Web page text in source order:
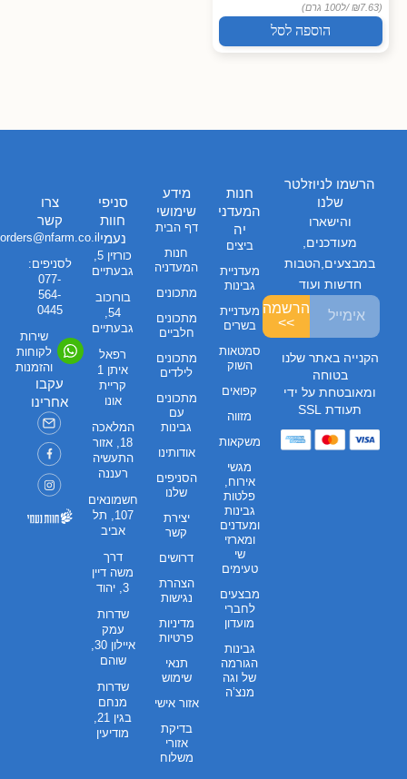
(₪7.63 /
ל100 גרם)
הוספה לסל
חנות
המעדני
יה
ביצים
מעדניית
גבינות
מעדניית
בשרים
סמטאות
השוק
קפואים
מזווה
משקאות
מגשי
אירוח,
פלטות
גבינות
ומעדנים
ומארזי
שי
טעימים
מבצעים
לחברי
מועדון
גבינות
הגורמה
של וגה
מנצ’ה
מידע
שימושי
דף הבית
חנות
המעדניה
מתכונים
מתכונים
חלביים
מתכונים
לילדים
מתכונים
עם
גבינות
אודותינו
הסניפים
שלנו
יצירת
קשר
דרושים
הצהרת
נגישות
מדיניות
פרטיות
תנאי
שימוש
אזור אישי
בדיקת
אזורי
משלוח
סניפי
חוות
נעמי
כורזין 5,
גבעתיים
בורוכוב
54,
גבעתיים
רפאל
איתן 1
קריית
אונו
המלאכה
18, אזור
התעשיה
רעננה
חשמונאים
107, תל
אביב
דרך
משה דיין
3, יהוד
שדרות
עמק
שוהם
שדרות
מנחם
מודיעין
צרו
קשר
orders@nfarm.co.il
לסניפים:
077-
564-
0445
שירות
לקוחות
והזמנות
עקבו
אחרינו
הרשמו לניוזלטר
שלנו
והישארו
מעודכנים,
במבצעים,הטבות
חדשות ועוד
הרשמה
>>
הקנייה באתר שלנו
בטוחה
ומאובטחת על ידי
תעודת SSL